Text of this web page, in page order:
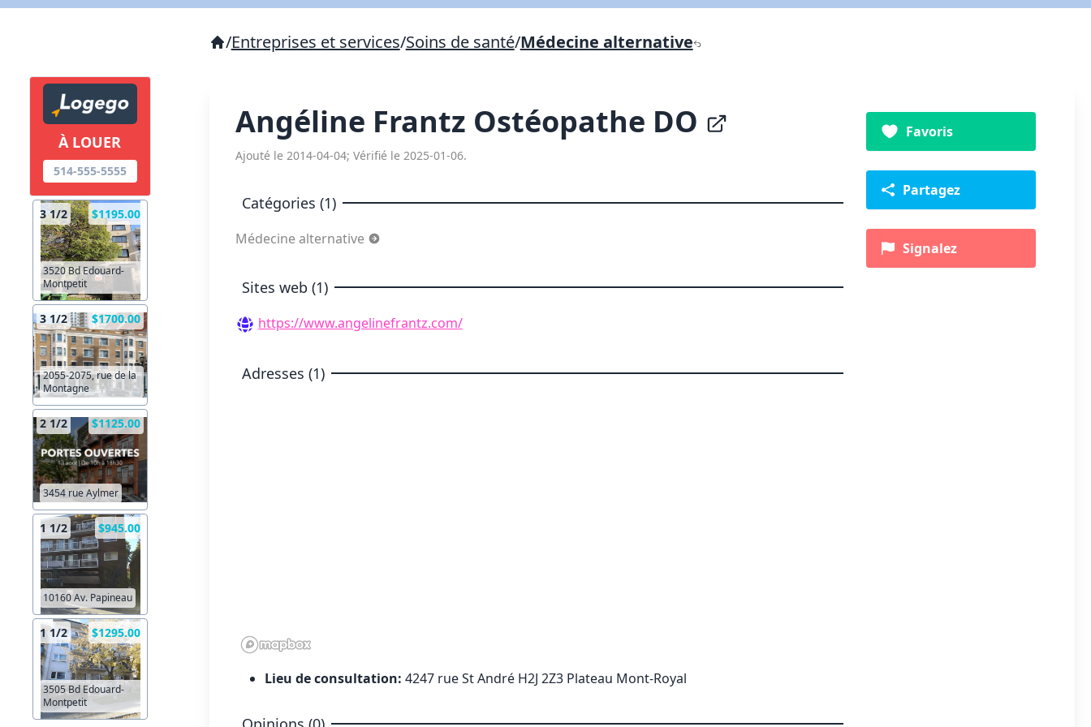
À LOUER
514-555-5555
3 1/2 $1195.00
3520 Bd Edouard-
Montpetit
3 1/2 $1700.00
2055-2075, rue de la
Montagne
2 1/2 $1125.00
3454 rue Aylmer
1 1/2 $945.00
10160 Av. Papineau
1 1/2 $1295.00
3505 Bd Edouard-
Montpetit
/Entreprises et services/Soins de santé/Médecine alternative
Angéline Frantz Ostéopathe DO
Ajouté le 2014-04-04; Vérifié le 2025-01-06.
Catégories (1)
Médecine alternative
Sites web (1)
https://www.angelinefrantz.com/
Adresses (1)
Lieu de consultation: 4247 rue St André H2J 2Z3 Plateau Mont-Royal
Favoris
Partagez
Signalez
X Fermer Envoyez
Copier lien
X Fermer Envoyez